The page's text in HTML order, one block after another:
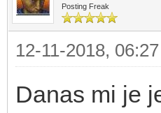
Posting Freak
12-11-2018,
Danas mi je